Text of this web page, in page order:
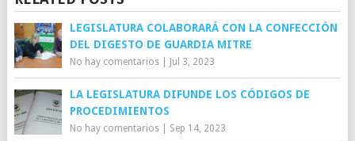
LEGISLATURA COLABORARÁ CON LA CONFECCIÓN
DEL DIGESTO DE GUARDIA MITRE
No hay comentarios| Jul 3, 2023
LA LEGISLATURA DIFUNDE LOS CÓDIGOS DE
PROCEDIMIENTOS
No hay comentarios| Sep 14, 2023